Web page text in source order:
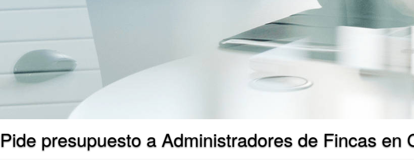
Pide presupuesto a Administradores de Fincas en